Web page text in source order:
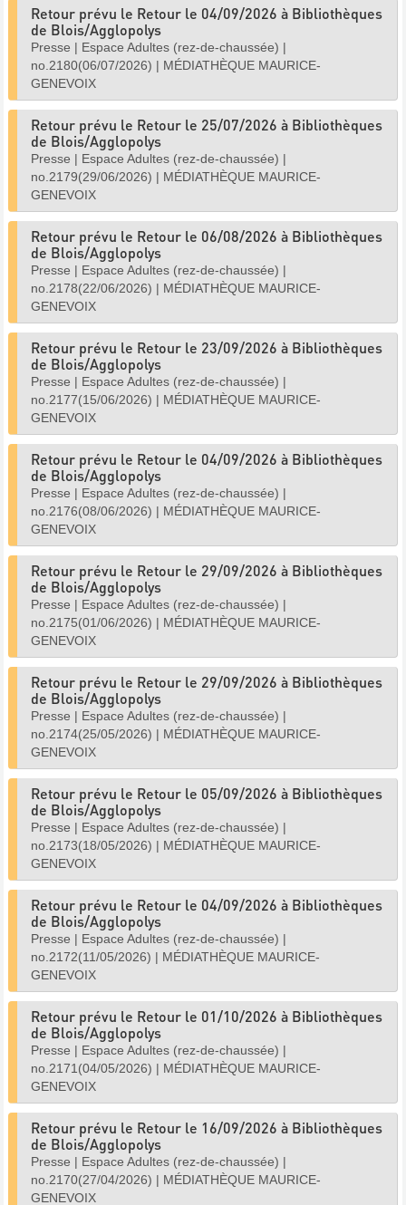
Retour prévu le Retour le 04/09/2026 à Bibliothèques
de Blois/Agglopolys
Presse | Espace Adultes (rez-de-chaussée) |
no.2180(06/07/2026) | MÉDIATHÈQUE MAURICE-
GENEVOIX
Retour prévu le Retour le 25/07/2026 à Bibliothèques
de Blois/Agglopolys
Presse | Espace Adultes (rez-de-chaussée) |
no.2179(29/06/2026) | MÉDIATHÈQUE MAURICE-
GENEVOIX
Retour prévu le Retour le 06/08/2026 à Bibliothèques
de Blois/Agglopolys
Presse | Espace Adultes (rez-de-chaussée) |
no.2178(22/06/2026) | MÉDIATHÈQUE MAURICE-
GENEVOIX
Retour prévu le Retour le 23/09/2026 à Bibliothèques
de Blois/Agglopolys
Presse | Espace Adultes (rez-de-chaussée) |
no.2177(15/06/2026) | MÉDIATHÈQUE MAURICE-
GENEVOIX
Retour prévu le Retour le 04/09/2026 à Bibliothèques
de Blois/Agglopolys
Presse | Espace Adultes (rez-de-chaussée) |
no.2176(08/06/2026) | MÉDIATHÈQUE MAURICE-
GENEVOIX
Retour prévu le Retour le 29/09/2026 à Bibliothèques
de Blois/Agglopolys
Presse | Espace Adultes (rez-de-chaussée) |
no.2175(01/06/2026) | MÉDIATHÈQUE MAURICE-
GENEVOIX
Retour prévu le Retour le 29/09/2026 à Bibliothèques
de Blois/Agglopolys
Presse | Espace Adultes (rez-de-chaussée) |
no.2174(25/05/2026) | MÉDIATHÈQUE MAURICE-
GENEVOIX
Retour prévu le Retour le 05/09/2026 à Bibliothèques
de Blois/Agglopolys
Presse | Espace Adultes (rez-de-chaussée) |
no.2173(18/05/2026) | MÉDIATHÈQUE MAURICE-
GENEVOIX
Retour prévu le Retour le 04/09/2026 à Bibliothèques
de Blois/Agglopolys
Presse | Espace Adultes (rez-de-chaussée) |
no.2172(11/05/2026) | MÉDIATHÈQUE MAURICE-
GENEVOIX
Retour prévu le Retour le 01/10/2026 à Bibliothèques
de Blois/Agglopolys
Presse | Espace Adultes (rez-de-chaussée) |
no.2171(04/05/2026) | MÉDIATHÈQUE MAURICE-
GENEVOIX
Retour prévu le Retour le 16/09/2026 à Bibliothèques
de Blois/Agglopolys
Presse | Espace Adultes (rez-de-chaussée) |
no.2170(27/04/2026) | MÉDIATHÈQUE MAURICE-
GENEVOIX